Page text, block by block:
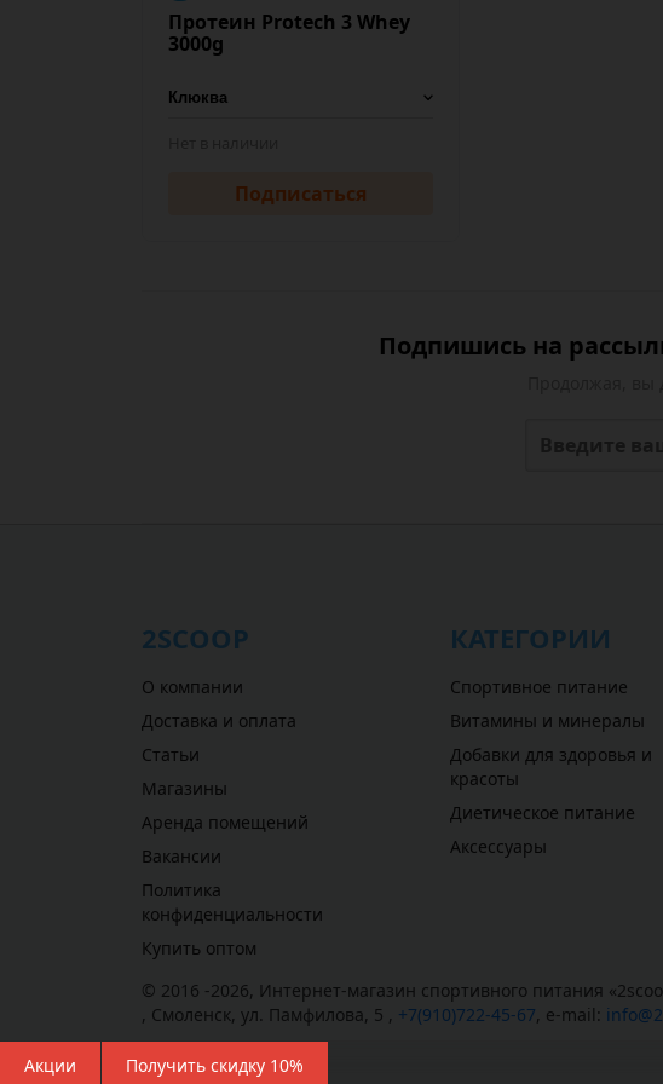
Протеин Protech 3 Whey
3000g
Подписаться
Подпишись на
2SCOOP
О компании
Доставка и оплата
Статьи
Магазины
Аренда помещений
Вакансии
Политика
конфиденциальности
Купить оптом
КАТЕГОРИИ
Спортивное питание
Витамины и минералы
Добавки для здоровья и
красоты
Диетическое питание
Аксессуары
© 2016 -2026, Интернет-магазин спортивного питания «
, Смоленск, ул. Памфилова, 5 , +7(910)722-45-67, e-mail:
Акции Получить скидку 10%